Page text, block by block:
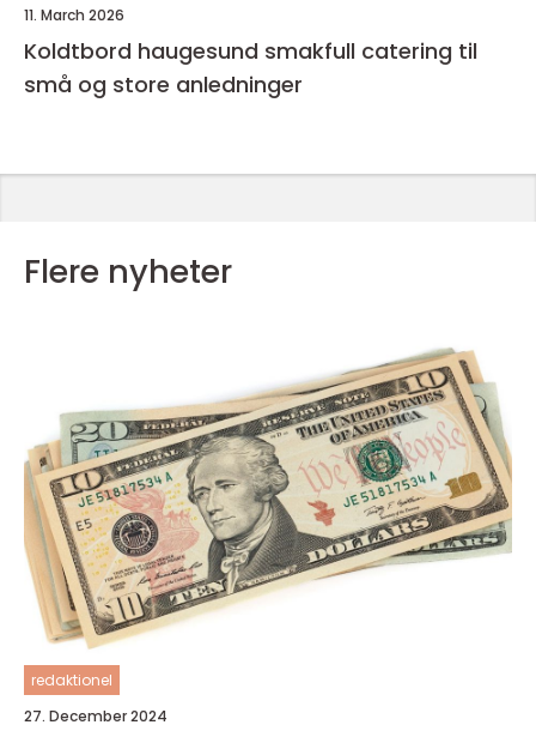
11. March 2026
Koldtbord haugesund smakfull catering til
små og store anledninger
Flere nyheter
redaktionel
27. December 2024